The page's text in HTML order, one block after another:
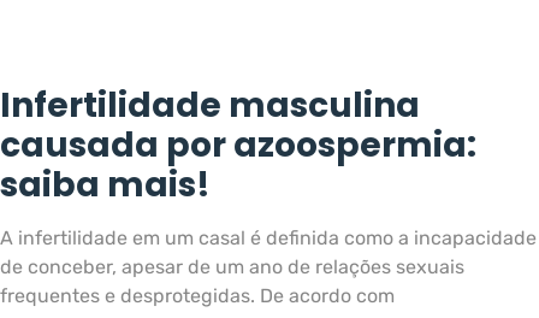
Infertilidade masculina
causada por azoospermia:
saiba mais!
A infertilidade em um casal é definida como a incapacidade
de conceber, apesar de um ano de relações sexuais
frequentes e desprotegidas. De acordo com